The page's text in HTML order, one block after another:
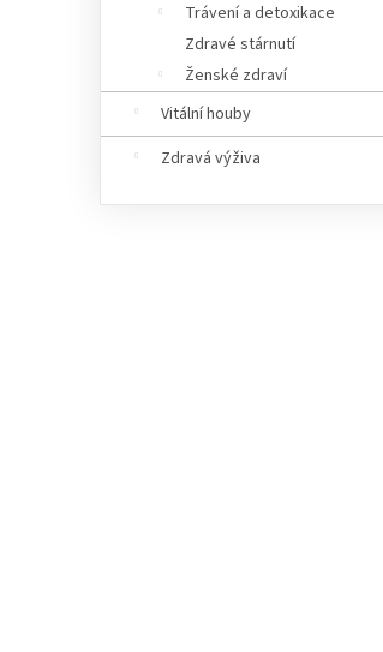
Trávení a detoxikace
Zdravé stárnutí
Ženské zdraví
Vitální houby
Zdravá výživa